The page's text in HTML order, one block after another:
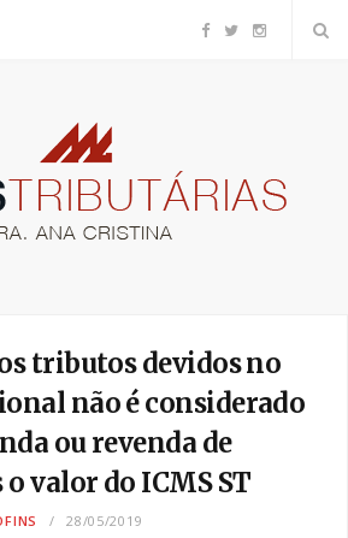
F
e
o
k
t
I
t
tributos devidos no
não é considerado
ou revenda de
valor do ICMS ST
28/05/2019